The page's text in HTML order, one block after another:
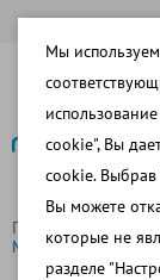
Главная страница
Монодистиллятор,
Назад
Мы
cookie", Вы
cookie.
Вы можете
которые не
разделе